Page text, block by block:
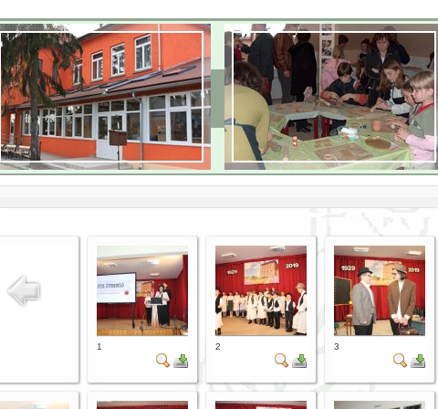
1 2 3